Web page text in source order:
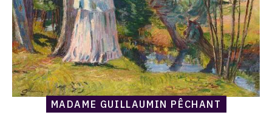
MADAME GUILLAUMIN PÊCHANT